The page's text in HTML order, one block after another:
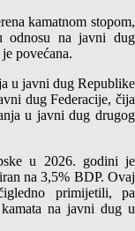
kamatnom stopom,
odnosu na javni dug
povećana.
u javni dug Republike
dug Federacije, čija
u javni dug drugog
u 2026. godini je
na 3,5% BDP. Ovaj
primijetili, pa
na javni dug u